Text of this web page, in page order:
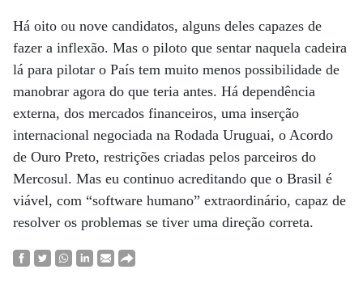
Há oito ou nove candidatos, alguns deles capazes de
fazer a inflexão. Mas o piloto que sentar naquela cadeira
lá para pilotar o País tem muito menos possibilidade de
manobrar agora do que teria antes. Há dependência
externa, dos mercados financeiros, uma inserção
internacional negociada na Rodada Uruguai, o Acordo
de Ouro Preto, restrições criadas pelos parceiros do
Mercosul. Mas eu continuo acreditando que o Brasil é
viável, com “software humano” extraordinário, capaz de
resolver os problemas se tiver uma direção correta.